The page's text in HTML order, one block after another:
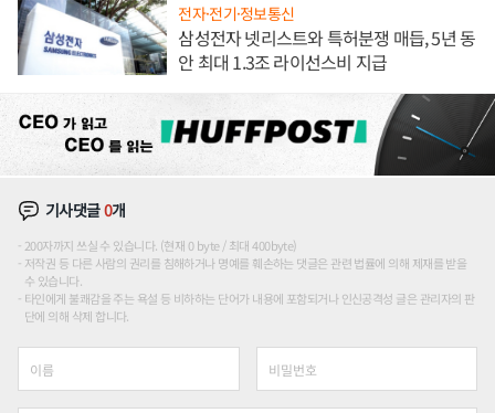
전자·전기·정보통신
삼성전자 넷리스트와 특허분쟁 매듭, 5년 동
안 최대 1.3조 라이선스비 지급
기사댓글0개
200자까지 쓰실 수 있습니다. (현재 0 byte / 최대 400byte)
저작권 등 다른 사람의 권리를 침해하거나 명예를 훼손하는 댓글은 관련 법률에 의해 제재를 받을
수 있습니다.
타인에게 불쾌감을 주는 욕설 등 비하하는 단어가 내용에 포함되거나 인신공격성 글은 관리자의 판
단에 의해 삭제 합니다.